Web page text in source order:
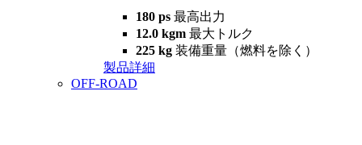
180 ps 最高出力
12.0 kgm 最大トルク
225 kg 装備重量（燃料を除く）
製品詳細
OFF-ROAD